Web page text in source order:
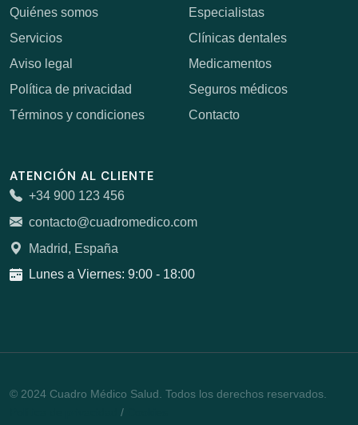
Quiénes somos
Servicios
Aviso legal
Política de privacidad
Términos y condiciones
Especialistas
Clínicas dentales
Medicamentos
Seguros médicos
Contacto
ATENCIÓN AL CLIENTE
+34 900 123 456
contacto@cuadromedico.com
Madrid, España
Lunes a Viernes: 9:00 - 18:00
© 2024 Cuadro Médico Salud. Todos los derechos reservados.
/